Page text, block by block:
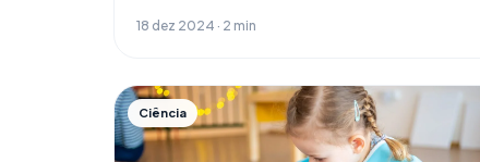
18 dez 2024 · 2 min
Ciência